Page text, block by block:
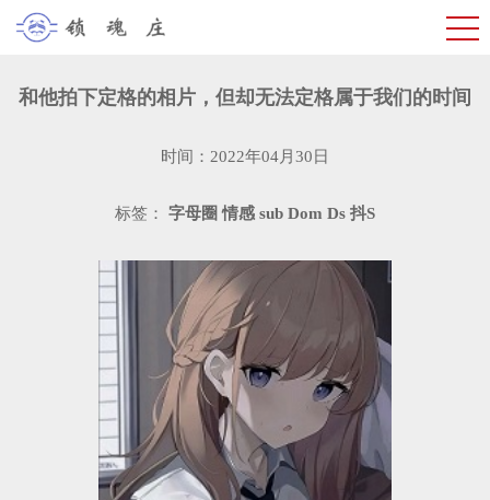
和他拍下定格的相片，但却无法定格属于我们的时间
时间：2022年04月30日
标签： 字母圈 情感 sub Dom Ds 抖S